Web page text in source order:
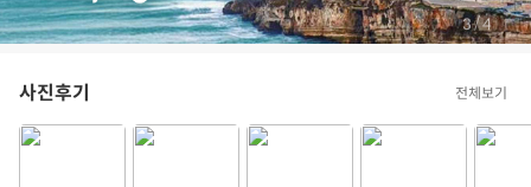
3/4
사진후기 전체보기